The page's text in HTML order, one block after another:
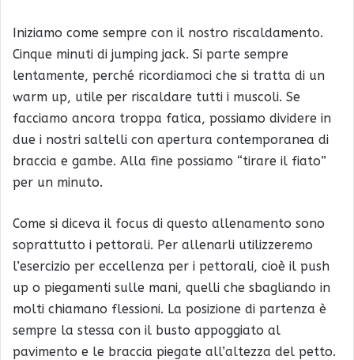
Iniziamo come sempre con il nostro riscaldamento.
Cinque minuti di jumping jack. Si parte sempre
lentamente, perché ricordiamoci che si tratta di un
warm up, utile per riscaldare tutti i muscoli. Se
facciamo ancora troppa fatica, possiamo dividere in
due i nostri saltelli con apertura contemporanea di
braccia e gambe. Alla fine possiamo “tirare il fiato”
per un minuto.
Come si diceva il focus di questo allenamento sono
soprattutto i pettorali. Per allenarli utilizzeremo
l’esercizio per eccellenza per i pettorali, cioè il push
up o piegamenti sulle mani, quelli che sbagliando in
molti chiamano flessioni. La posizione di partenza è
sempre la stessa con il busto appoggiato al
pavimento e le braccia piegate all’altezza del petto.